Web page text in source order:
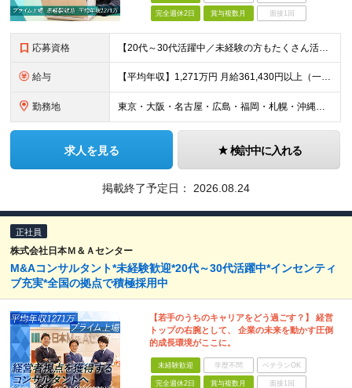
完全週休2日 賞与複数月 面接1回
応募資格 【20代～30代活躍中／未経験の方もたくさん活躍中！】 ■大卒以上 ■2年以上の営業経験（法人個人不問） 機械商社などの専門商社、メーカー、保険などの金融機関出身者が多数活躍中！
給与 【平均年収】1,271万円 月給361,430円以上（一律手当含む）＋インセンティブ ※給与は前職の給与水準、職務経験等を考慮して決定いたします。 ※上記は固定残業代（月50時間分／116,000円
勤務地 東京・大阪・名古屋・広島・福岡・札幌・沖縄のいずれかの拠点に配属 【東京本社】 東京都千代田区丸の内一丁目8番2号 鉃鋼ビルディング24階 【大阪支社】 大阪府大阪市北区角田町8番1号 梅田阪急ビ
求人を見る 検討中に入れる
掲載終了予定日： 2026.08.24
正社員
株式会社日本Ｍ＆Ａセンター
M&Aコンサルタント*未経験歓迎*20代～30代活躍中*インセンティ
ブ充実*全国の拠点で積極採用中
【若手のうちのキャリアをどう過ごす？】 経営
トップの右腕として、 企業の未来を動かす圧倒
的成長環境がここに。
未経験歓迎 学歴不問 ベテランOK
完全週休2日 賞与複数月 面接1回